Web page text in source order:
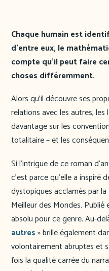
Chaque humain est
d’entre eux, le
compte qu’il peut faire
choses différemment.
Alors qu’il découvre ses
relations avec les autres,
davantage sur les
totalitaire – et les
Si l’intrigue de ce roman
c’est parce qu’elle a inspiré
dystopiques acclamés par
Meilleur des Mondes. Publié
absolu pour ce genre. Au-
autres» brille également
volontairement abruptes et
fois la qualité carrée du